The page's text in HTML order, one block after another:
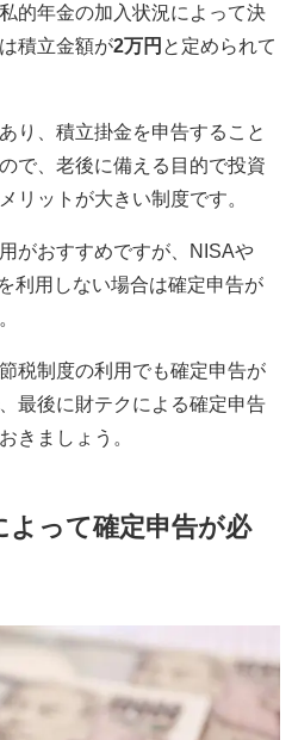
的年金の加入状況によって決
積立金額が2万円 と定められて
り、積立掛金を申告すること
で、老後に備える目的で投資
リットが大きい制度です。
がおすすめですが、NISAや
利用しない場合は確定申告が
税制度の利用でも確定申告が
最後に財テクによる確定申告
きましょう。
よって確定申告が必